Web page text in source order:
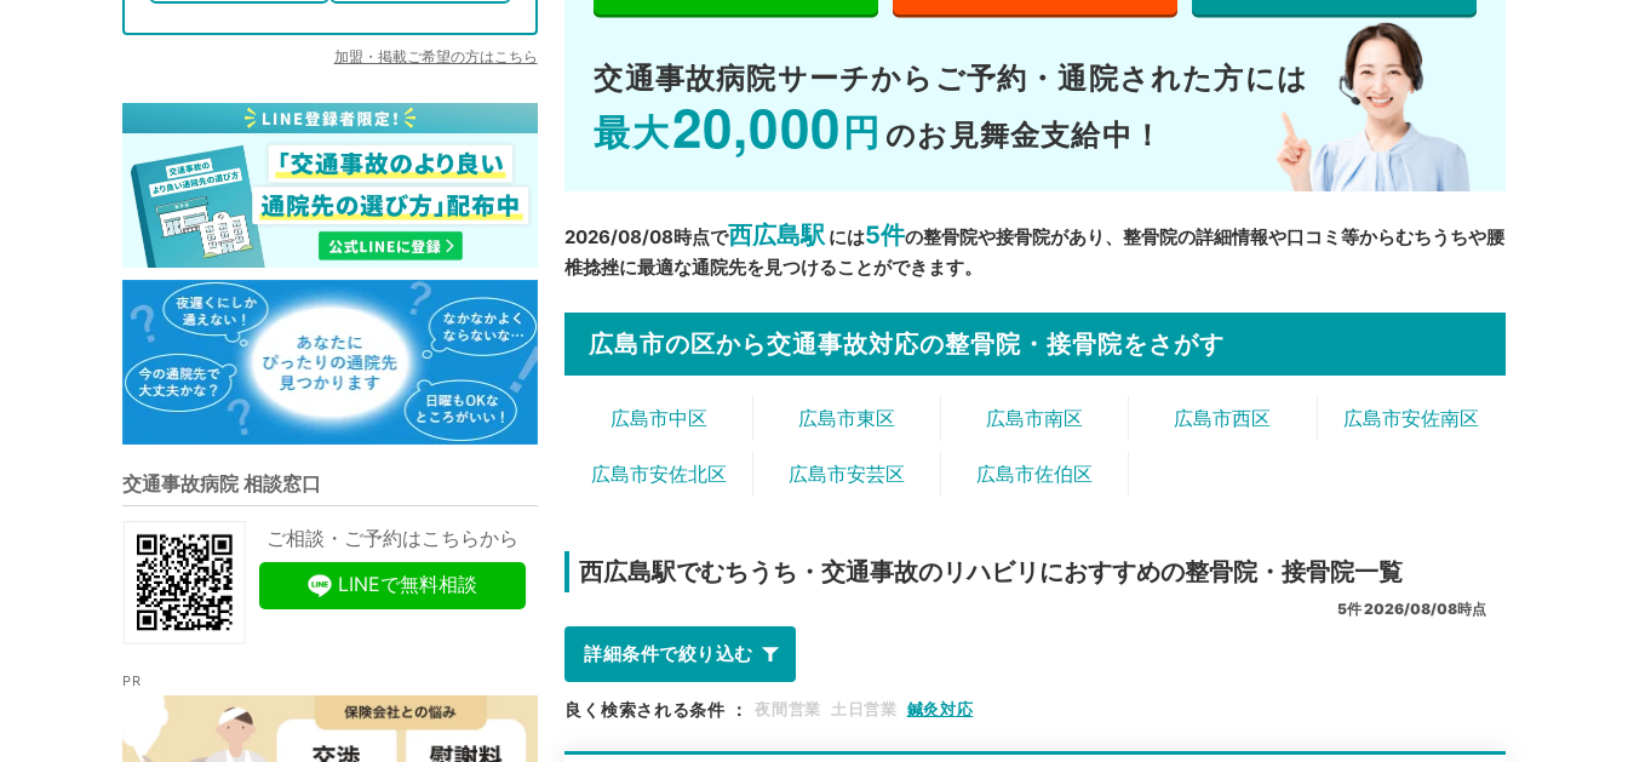
加盟・掲載ご希望の方はこちら
交通事故病院 相談窓口
ご相談・ご予約はこちらから
LINEで無料相談
交通事故病院サーチから ご予約・通院された方には
最大20,000 円 のお見舞金支給中！
2026/08/08時点で西広島駅 には5件の整骨院や接骨院があり、整骨院の詳細情報や口コミ等からむちうちや腰
椎捻挫に最適な通院先を見つけることができます。
広島市の区から交通事故対応の整骨院・接骨院をさがす
広島市中区 広島市東区 広島市南区 広島市西区 広島市安佐南区
広島市安佐北区 広島市安芸区 広島市佐伯区
西広島駅でむちうち・交通事故のリハビリにおすすめの整骨院・接骨院一覧
5件2026/08/08時点
詳細条件で絞り込む
良く検索される条件 ： 夜間営業 土日営業 鍼灸対応